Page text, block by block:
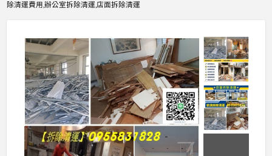
除清運費用,辦公室拆除清運,店面拆除清運